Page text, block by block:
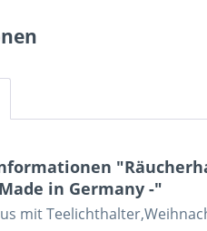
in Germany -"
mit